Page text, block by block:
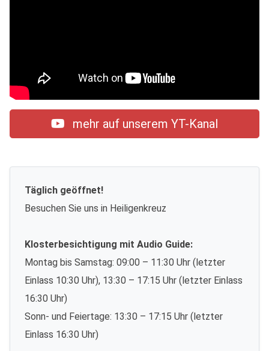
mehr auf unserem YT-Kanal
Täglich geöffnet!
Besuchen Sie uns in Heiligenkreuz
Klosterbesichtigung mit Audio Guide:
Montag bis Samstag: 09:00 – 11:30 Uhr (letzter
Einlass 10:30 Uhr), 13:30 – 17:15 Uhr (letzter Einlass
16:30 Uhr)
Sonn- und Feiertage: 13:30 – 17:15 Uhr (letzter
Einlass 16:30 Uhr)